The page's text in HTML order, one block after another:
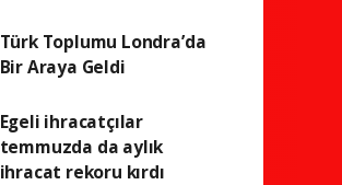
Türk Toplumu Londra’da
Bir Araya Geldi
Egeli ihracatçılar
temmuzda da aylık
ihracat rekoru kırdı